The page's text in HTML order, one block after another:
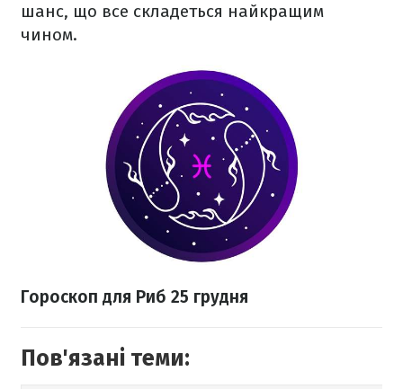
шанс, що все складеться найкращим
чином.
Гороскоп для Риб 25 грудня
Пов'язані теми: